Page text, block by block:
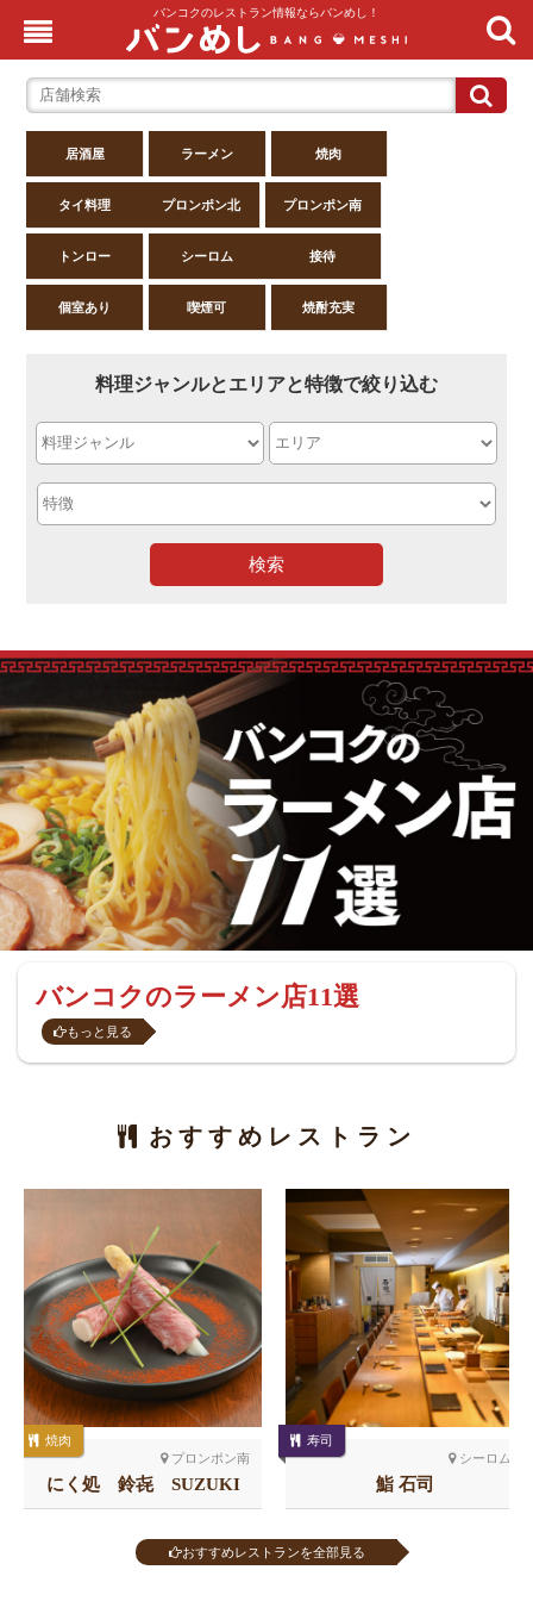
バンコクのレストラン情報ならバンめし！
居酒屋 ラーメン 焼肉
タイ料理 プロンポン北 プロンポン南
トンロー シーロム 接待
個室あり 喫煙可 焼酎充実
料理ジャンルとエリアと特徴で絞り込む
検索
バンコクのラーメン店11選
もっと見る
おすすめレストラン
プロンポン南
焼肉
にく処 鈴㐂 SUZUKI
シーロム
寿司
鮨 石司
おすすめレストランを全部見る